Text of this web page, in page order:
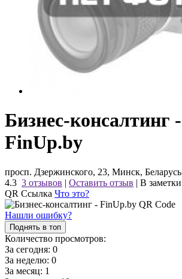
Бизнес-консалтинг -
FinUp.by
просп. Дзержинского, 23, Минск, Беларусь
4.3 3 отзывов | Оставить отзыв | В заметки
QR Ссылка Что это?
Нашли ошибку?
Поднять в топ
Количество просмотров:
За сегодня: 0
За неделю: 0
За месяц: 1